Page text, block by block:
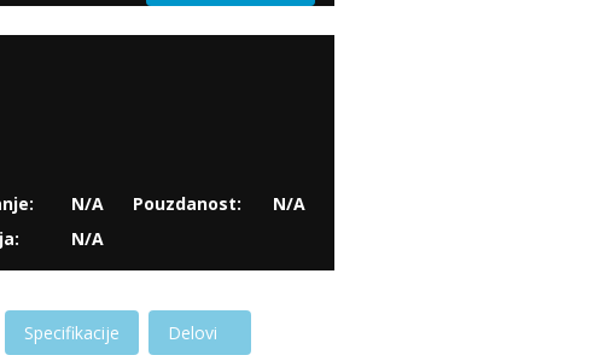
N/A
N/A
Pouzdanost: N/A
Specifikacije Delovi